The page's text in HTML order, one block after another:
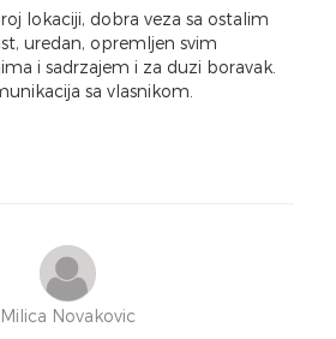
lokaciji, dobra veza sa ostalim
uredan, opremljen svim
i sadrzajem i za duzi boravak.
sa vlasnikom.
Milica Novakovic